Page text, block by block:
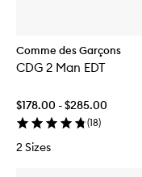
Comme des Garçons
CDG 2 Man EDT
$178.00 - $285.00
(18)
2 Sizes